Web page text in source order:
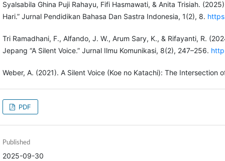
Syalsabila Ghina Puji Rahayu, Fifi Hasmawati, & Anita Trisiah.
Hari.” Jurnal Pendidikan Bahasa Dan Sastra Indonesia, 1(2), 8.
Tri Ramadhani, F., Alfando, J. W., Arum Sary, K., & Rifayanti, R.
Jepang “A Silent Voice.” Jurnal Ilmu Komunikasi, 8(2), 247–256.
Weber, A. (2021). A Silent Voice (Koe no Katachi): The Intersection
PDF
Published
2025-09-30